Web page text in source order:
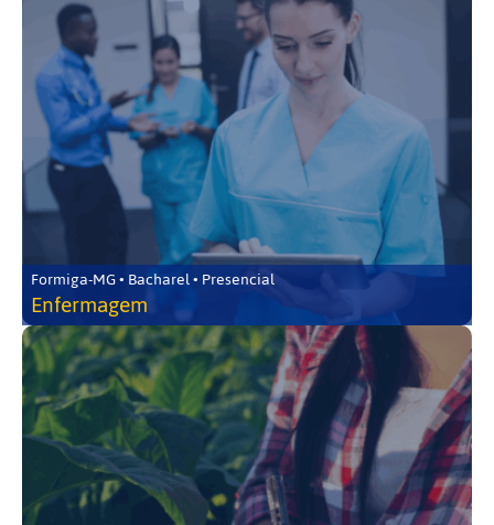
Formiga-MG • Bacharel • Presencial
Enfermagem